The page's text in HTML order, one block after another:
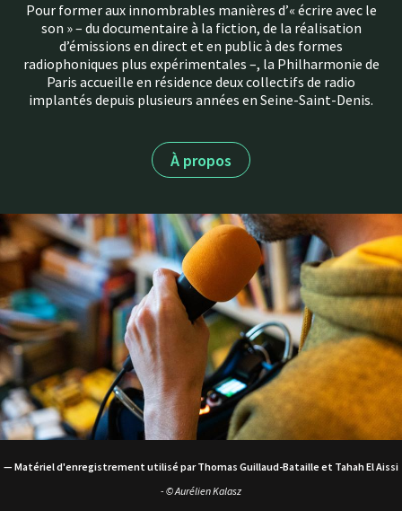
Pour former aux innombrables manières d’« écrire avec le
son » – du documentaire à la fiction, de la réalisation
d’émissions en direct et en public à des formes
radiophoniques plus expérimentales –, la Philharmonie de
Paris accueille en résidence deux collectifs de radio
implantés depuis plusieurs années en Seine-Saint-Denis.
À propos
— Matériel d'enregistrement utilisé par Thomas Guillaud-Bataille et Tahah El Aissi
- © Aurélien Kalasz